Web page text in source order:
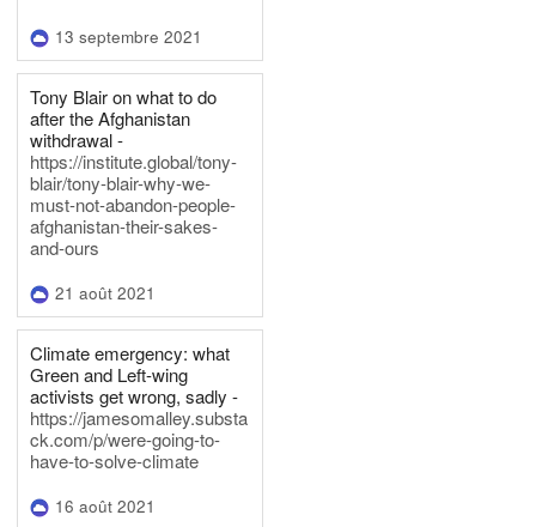
13 septembre 2021
Tony Blair on what to do
after the Afghanistan
withdrawal -
https://institute.global/tony-
blair/tony-blair-why-we-
must-not-abandon-people-
afghanistan-their-sakes-
and-ours
21 août 2021
Climate emergency: what
Green and Left-wing
activists get wrong, sadly -
https://jamesomalley.substa
ck.com/p/were-going-to-
have-to-solve-climate
16 août 2021